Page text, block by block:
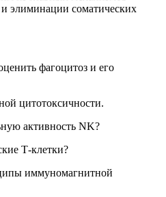
элиминации соматических
фагоцитоз и его
цитотоксичности.
активность NK?
Т-клетки?
иммуномагнитной